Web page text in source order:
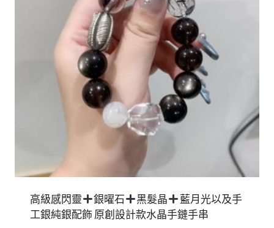
高級感閃靈 銀曜石 黑髮晶
藍月光以及手
工銀純銀配飾 原創設計款水晶手鏈手串